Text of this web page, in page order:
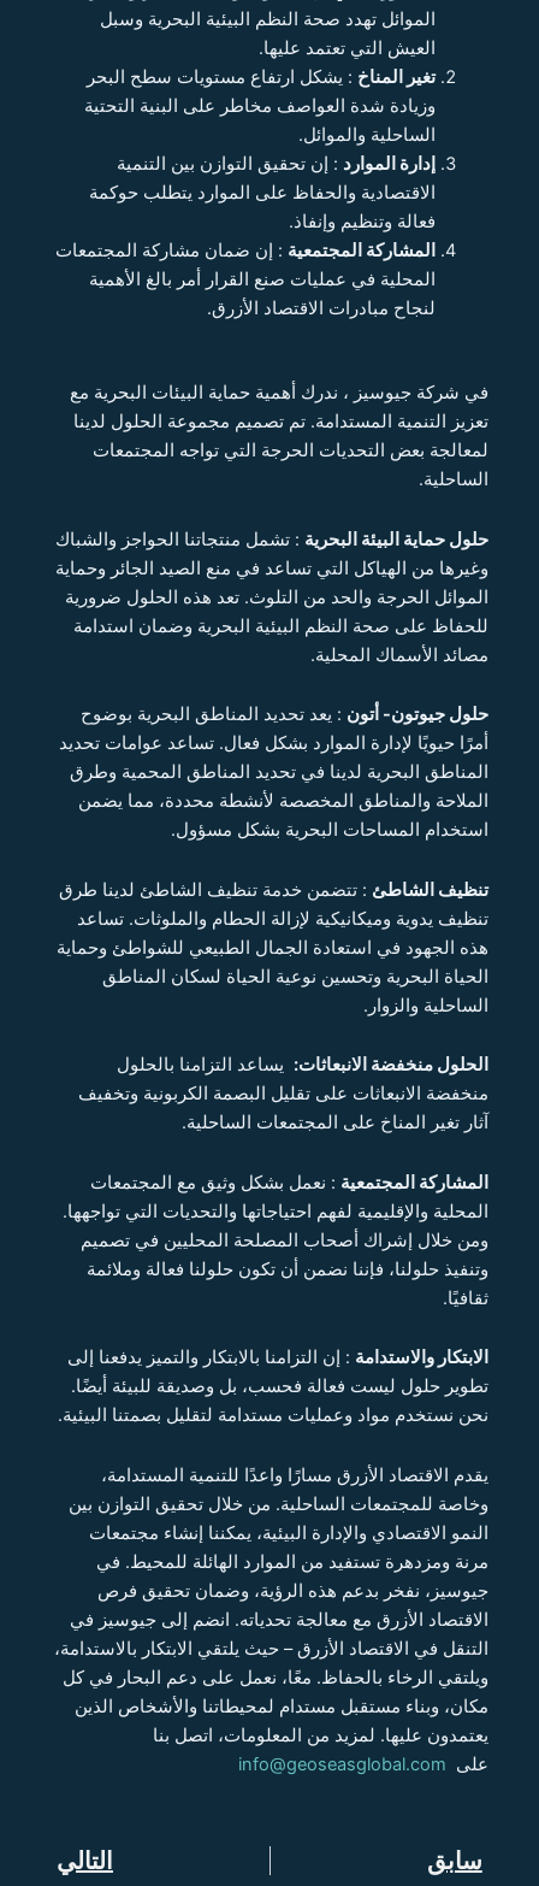
الموائل تهدد صحة النظم البيئية البحرية وسبل
العيش التي تعتمد عليها.
تغير المناخ : يشكل ارتفاع مستويات سطح البحر
وزيادة شدة العواصف مخاطر على البنية التحتية
الساحلية والموائل.
إدارة الموارد : إن تحقيق التوازن بين التنمية
الاقتصادية والحفاظ على الموارد يتطلب حوكمة
فعالة وتنظيم وإنفاذ.
المشاركة المجتمعية : إن ضمان مشاركة المجتمعات
المحلية في عمليات صنع القرار أمر بالغ الأهمية
لنجاح مبادرات الاقتصاد الأزرق.
في شركة جيوسيز ، ندرك أهمية حماية البيئات البحرية مع
تعزيز التنمية المستدامة. تم تصميم مجموعة الحلول لدينا
لمعالجة بعض التحديات الحرجة التي تواجه المجتمعات
الساحلية.
حلول حماية البيئة البحرية : تشمل منتجاتنا الحواجز والشباك
وغيرها من الهياكل التي تساعد في منع الصيد الجائر وحماية
الموائل الحرجة والحد من التلوث. تعد هذه الحلول ضرورية
للحفاظ على صحة النظم البيئية البحرية وضمان استدامة
مصائد الأسماك المحلية.
حلول جيوتون- أتون : يعد تحديد المناطق البحرية بوضوح
أمرًا حيويًا لإدارة الموارد بشكل فعال. تساعد عوامات تحديد
المناطق البحرية لدينا في تحديد المناطق المحمية وطرق
الملاحة والمناطق المخصصة لأنشطة محددة، مما يضمن
استخدام المساحات البحرية بشكل مسؤول.
تنظيف الشاطئ : تتضمن خدمة تنظيف الشاطئ لدينا طرق
تنظيف يدوية وميكانيكية لإزالة الحطام والملوثات. تساعد
هذه الجهود في استعادة الجمال الطبيعي للشواطئ وحماية
الحياة البحرية وتحسين نوعية الحياة لسكان المناطق
الساحلية والزوار.
الحلول منخفضة الانبعاثات: يساعد التزامنا بالحلول
منخفضة الانبعاثات على تقليل البصمة الكربونية وتخفيف
آثار تغير المناخ على المجتمعات الساحلية.
المشاركة المجتمعية : نعمل بشكل وثيق مع المجتمعات
المحلية والإقليمية لفهم احتياجاتها والتحديات التي تواجهها.
ومن خلال إشراك أصحاب المصلحة المحليين في تصميم
وتنفيذ حلولنا، فإننا نضمن أن تكون حلولنا فعالة وملائمة
ثقافيًا.
الابتكار والاستدامة : إن التزامنا بالابتكار والتميز يدفعنا إلى
تطوير حلول ليست فعالة فحسب، بل وصديقة للبيئة أيضًا.
نحن نستخدم مواد وعمليات مستدامة لتقليل بصمتنا البيئية.
يقدم الاقتصاد الأزرق مسارًا واعدًا للتنمية المستدامة،
وخاصة للمجتمعات الساحلية. من خلال تحقيق التوازن بين
النمو الاقتصادي والإدارة البيئية، يمكننا إنشاء مجتمعات
مرنة ومزدهرة تستفيد من الموارد الهائلة للمحيط. في
جيوسيز، نفخر بدعم هذه الرؤية، وضمان تحقيق فرص
الاقتصاد الأزرق مع معالجة تحدياته. انضم إلى جيوسيز في
التنقل في الاقتصاد الأزرق – حيث يلتقي الابتكار بالاستدامة،
ويلتقي الرخاء بالحفاظ. معًا، نعمل على دعم البحار في كل
مكان، وبناء مستقبل مستدام لمحيطاتنا والأشخاص الذين
يعتمدون عليها. لمزيد من المعلومات، اتصل بنا
على info@geoseasglobal.com
Prev
سابق التالي